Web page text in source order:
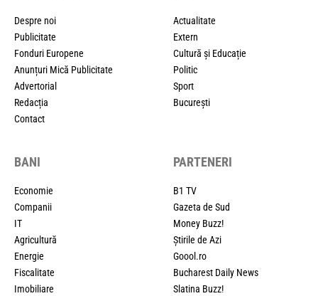
Despre noi
Publicitate
Fonduri Europene
Anunțuri Mică Publicitate
Advertorial
Redacția
Contact
Actualitate
Extern
Cultură și Educație
Politic
Sport
București
BANI
Economie
Companii
IT
Agricultură
Energie
Fiscalitate
Imobiliare
PARTENERI
B1 TV
Gazeta de Sud
Money Buzz!
Știrile de Azi
Goool.ro
Bucharest Daily News
Slatina Buzz!